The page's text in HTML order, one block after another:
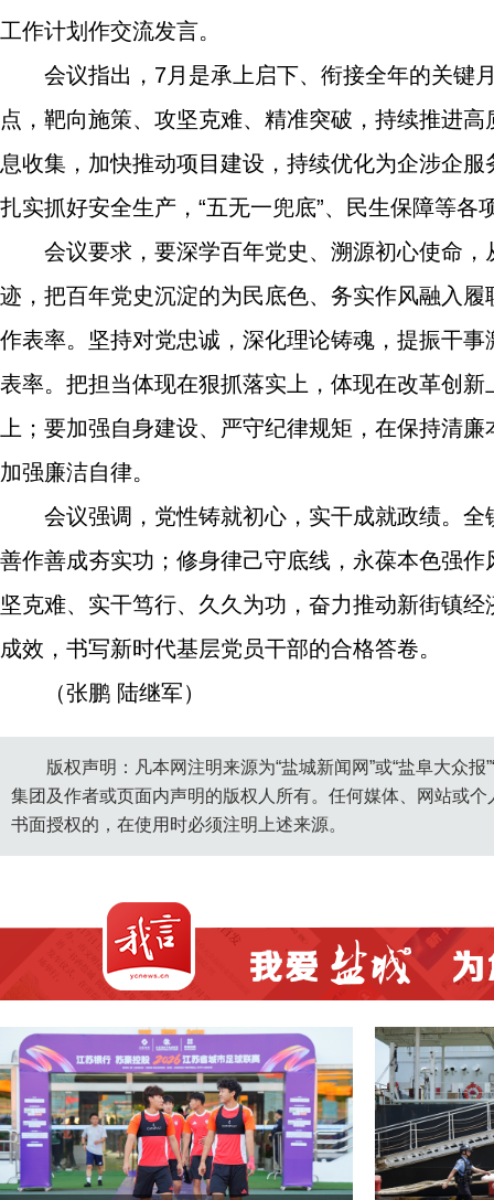
工作计划作交流发言。
会议指出，7月是承上启下、衔接全年的关键
点，靶向施策、攻坚克难、精准突破，持续推进
息收集，加快推动项目建设，持续优化为企涉企
扎实抓好安全生产，“五无一兜底”、民生保障等各
会议要求，要深学百年党史、溯源初心使命
迹，把百年党史沉淀的为民底色、务实作风融入
作表率。坚持对党忠诚，深化理论铸魂，提振干
表率。把担当体现在狠抓落实上，体现在改革创
上；要加强自身建设、严守纪律规矩，在保持清
加强廉洁自律。
会议强调，党性铸就初心，实干成就政绩。
善作善成夯实功；修身律己守底线，永葆本色强
坚克难、实干笃行、久久为功，奋力推动新街镇
成效，书写新时代基层党员干部的合格答卷。
（张鹏 陆继军）
版权声明：凡本网注明来源为“盐城新闻网”或“盐阜大众
集团及作者或页面内声明的版权人所有。任何媒体、网站或
书面授权的，在使用时必须注明上述来源。